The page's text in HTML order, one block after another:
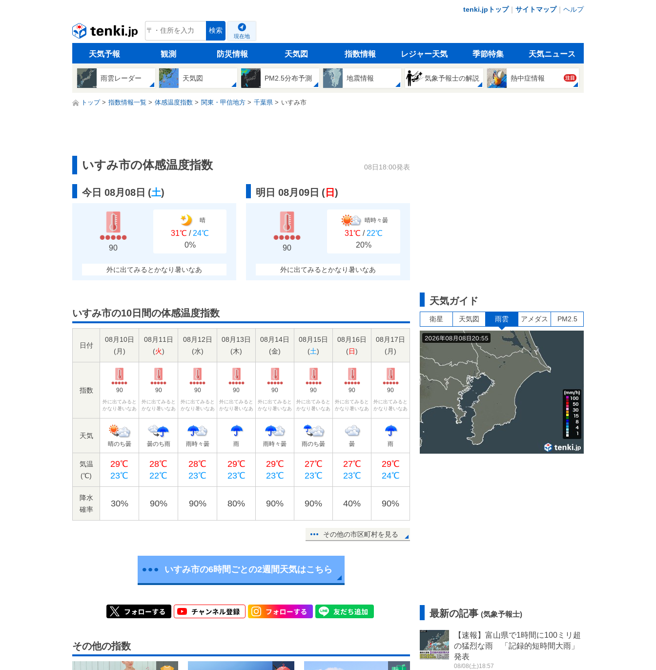
tenki.jpトップ｜ サイトマップ｜ ヘルプ
tenki.jp 検索
現在地
天気予報 観測 防災情報 天気図 指数情報 レジャー天気 季節特集 天気ニュース
雨雲レーダー 天気図 PM2.5分布予測 地震情報 気象予報士の解説 熱中症情報 注目
トップ 指数情報一覧 体感温度指数 関東・甲信地方 千葉県 いすみ市
いすみ市の体感温度指数 08日18:00発表
今日 08月08日 (土)
90
晴
31℃ / 24℃
0%
外に出てみるとかなり暑いなあ
明日 08月09日 ( 日 )
90
晴時々曇
31℃ / 22℃
20%
外に出てみるとかなり暑いなあ
いすみ市の10日間の体感温度指数
日付
08月10日
(月)
08月11日
(火)
08月12日
(水)
08月13日
(木)
08月14日
(金)
08月15日
(土)
08月16日
(日)
08月17日
(月)
指数 90
外に出てみると
かなり暑いなあ
90
外に出てみると
かなり暑いなあ
90
外に出てみると
かなり暑いなあ
90
外に出てみると
かなり暑いなあ
90
外に出てみると
かなり暑いなあ
90
外に出てみると
かなり暑いなあ
90
外に出てみると
かなり暑いなあ
90
外に出てみると
かなり暑いなあ
天気
晴のち曇 曇のち雨 雨時々曇 雨 雨時々曇 雨のち曇 曇 雨
気温
(℃)
29℃
23℃
28℃
22℃
28℃
23℃
29℃
23℃
29℃
23℃
27℃
23℃
27℃
23℃
29℃
24℃
降水
確率
30% 90% 90% 80% 90% 90% 40% 90%
その他の市区町村を見る
いすみ市の6時間ごとの2週間天気はこちら
その他の指数
天気ガイド
衛星 天気図 雨雲 アメダス PM2.5
最新の記事 (気象予報士)
【速報】富山県で1時間に100ミリ超
の猛烈な雨 「記録的短時間大雨」
発表
08/08(土)18:57